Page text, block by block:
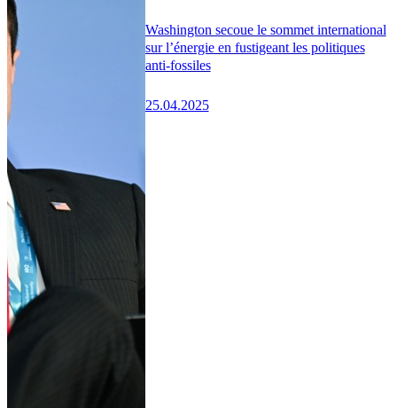
Washington secoue le sommet international
sur l’énergie en fustigeant les politiques
anti-fossiles
25.04.2025